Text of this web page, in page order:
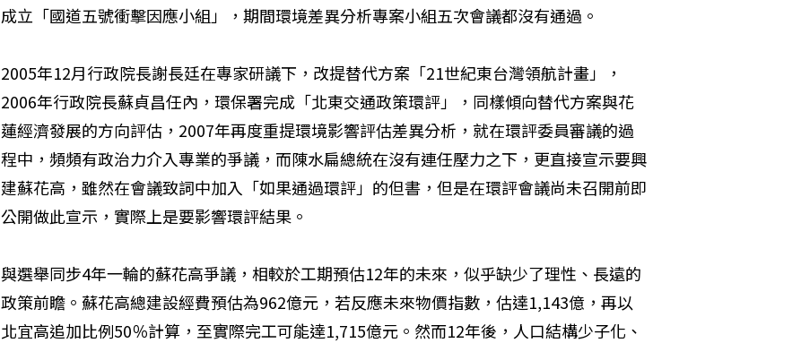
成立「國道五號衝擊因應小組」，期間環境差異分析專案小組五次會議都沒有通過。
2005年12月行政院長謝長廷在專家研議下，改提替代方案「21世紀東台灣領航計畫」，
2006年行政院長蘇貞昌任內，環保署完成「北東交通政策環評」，同樣傾向替代方案與花
蓮經濟發展的方向評估，2007年再度重提環境影響評估差異分析，就在環評委員審議的過
程中，頻頻有政治力介入專業的爭議，而陳水扁總統在沒有連任壓力之下，更直接宣示要興
建蘇花高，雖然在會議致詞中加入「如果通過環評」的但書，但是在環評會議尚未召開前即
公開做此宣示，實際上是要影響環評結果。
與選舉同步4年一輪的蘇花高爭議，相較於工期預估12年的未來，似乎缺少了理性、長遠的
政策前瞻。蘇花高總建設經費預估為962億元，若反應未來物價指數，估達1,143億，再以
北宜高追加比例50％計算，至實際完工可能達1,715億元。然而12年後，人口結構少子化、